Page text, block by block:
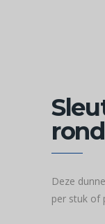
Deze
per stuk of